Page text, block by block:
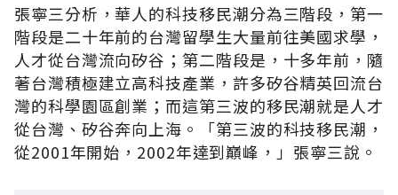
張寧三分析，華人的科技移民潮分為三階段，第一
階段是二十年前的台灣留學生大量前往美國求學，
人才從台灣流向矽谷；第二階段是，十多年前，隨
著台灣積極建立高科技產業，許多矽谷精英回流台
灣的科學園區創業；而這第三波的移民潮就是人才
從台灣、矽谷奔向上海。「第三波的科技移民潮，
從2001年開始，2002年達到巔峰，」張寧三說。